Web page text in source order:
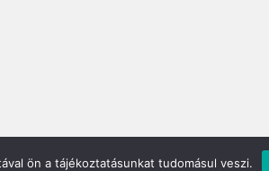
ön a tájékoztatásunkat tudomásul veszi.